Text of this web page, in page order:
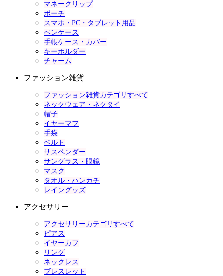
マネークリップ
ポーチ
スマホ・PC・タブレット用品
ペンケース
手帳ケース・カバー
キーホルダー
チャーム
ファッション雑貨
ファッション雑貨カテゴリすべて
ネックウェア・ネクタイ
帽子
イヤーマフ
手袋
ベルト
サスペンダー
サングラス・眼鏡
マスク
タオル・ハンカチ
レイングッズ
アクセサリー
アクセサリーカテゴリすべて
ピアス
イヤーカフ
リング
ネックレス
ブレスレット